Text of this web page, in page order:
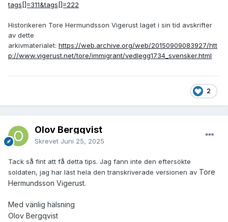
tags[]=311&tags[]=222
Historikeren Tore Hermundsson Vigerust laget i sin tid avskrifter
av dette
arkivmaterialet: https://web.archive.org/web/20150909083927/htt
p://www.vigerust.net/tore/immigrant/vedlegg1734_svensker.html
2
Olov Bergqvist
Skrevet Juni 25, 2025
Tack så fint att få detta tips. Jag fann inte den eftersökte
soldaten, jag har läst hela den transkriverade versionen av Tore
Hermundsson Vigerust.
Med vänlig hälsning
Olov Bergqvist